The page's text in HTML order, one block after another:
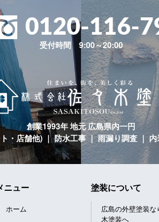
0120-116-
受付時間 9:00～20:00
創業1993年 地元 広島県内一円
・店舗他) ｜ 防水工事 ｜ 雨漏り調査 ｜
ニュー
ホーム
塗装について
広島の外壁塗装な
木塗装へ